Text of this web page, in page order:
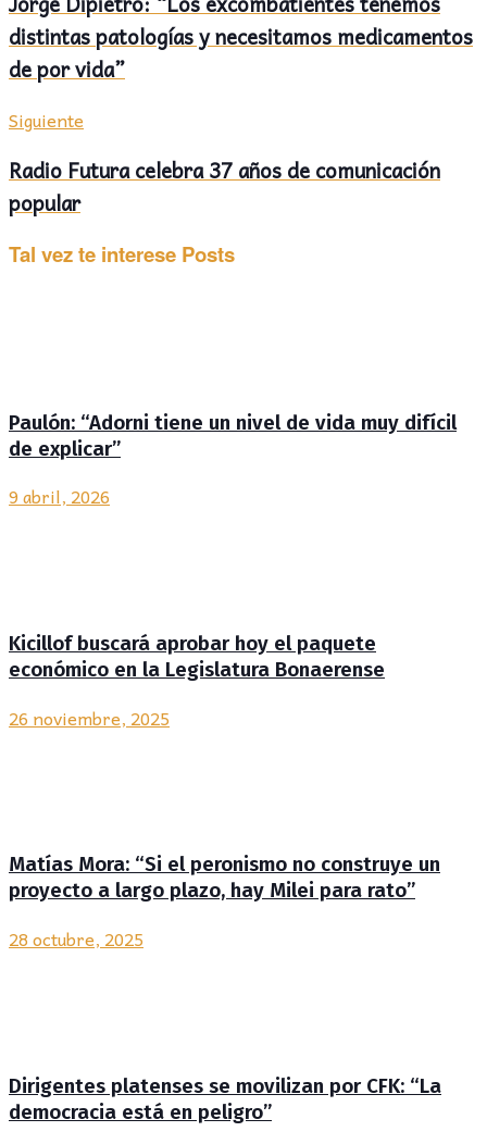
distintas patologías y necesitamos medicamentos
de por vida”
Siguiente
Radio Futura celebra 37 años de comunicación
popular
Tal vez te interese Posts
Paulón: “Adorni tiene un nivel de vida muy difícil
de explicar”
9 abril, 2026
Kicillof buscará aprobar hoy el paquete
económico en la Legislatura Bonaerense
26 noviembre, 2025
Matías Mora: “Si el peronismo no construye un
proyecto a largo plazo, hay Milei para rato”
28 octubre, 2025
Dirigentes platenses se movilizan por CFK: “La
democracia está en peligro”